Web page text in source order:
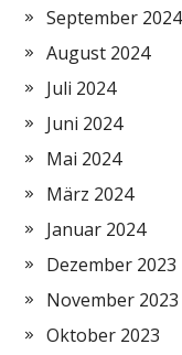
September 2024
August 2024
Juli 2024
Juni 2024
Mai 2024
März 2024
Januar 2024
Dezember 2023
November 2023
Oktober 2023